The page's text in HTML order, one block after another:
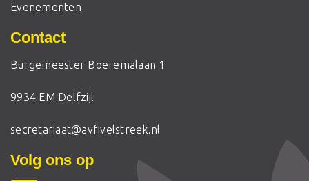
Evenementen
Contact
Burgemeester Boeremalaan 1
9934 EM Delfzijl
secretariaat@avfivelstreek.nl
Volg ons op